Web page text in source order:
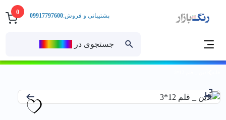
0
جستجوی در
پشتیبانی و فروش:09917797600